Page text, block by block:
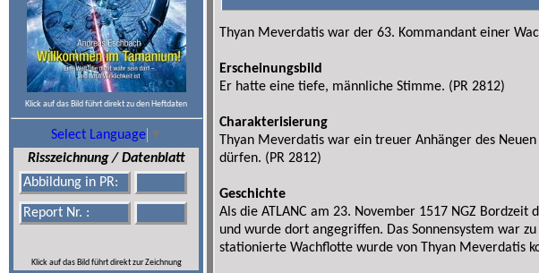
Klick auf das Bild führt direkt zu den Heftdaten
Select Language ▼
Risszeichnung / Datenblatt
Abbildung in PR:
Report Nr. :
Klick auf das Bild führt direkt zur Zeichnung
Thyan Meverdatis war der 63. Kommandant einer
Erscheinungsbild
Er hatte eine tiefe, männliche Stimme. (PR 2812)
Charakterisierung
Thyan Meverdatis war ein treuer Anhänger des
dürfen. (PR 2812)
Geschichte
Als die ATLANC am 23. November 1517 NGZ
und wurde dort angegriffen. Das Sonnensystem war
stationierte Wachflotte wurde von Thyan Meverdatis